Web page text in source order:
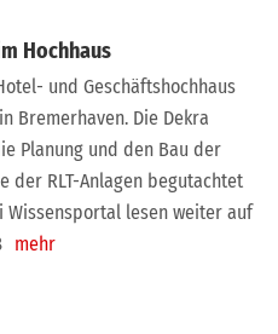
Hochhaus
und Geschäftshochhaus
Bremerhaven. Die Dekra
Planung und den Bau der
der RLT-Anlagen begutachtet
lesen weiter auf
mehr